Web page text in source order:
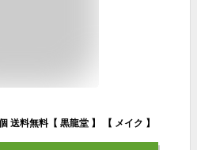
送料無料【 黒龍堂 】 【 メイク 】